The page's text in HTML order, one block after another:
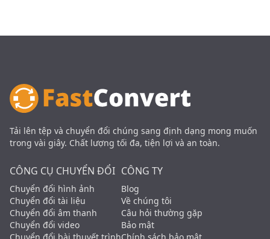
Tải lên tệp và chuyển đổi chúng sang định dạng mong muốn
trong vài giây. Chất lượng tối đa, tiện lợi và an toàn.
CÔNG CỤ CHUYỂN ĐỔI
Chuyển đổi hình ảnh
Chuyển đổi tài liệu
Chuyển đổi âm thanh
Chuyển đổi video
CÔNG TY
Blog
Về chúng tôi
Câu hỏi thường gặp
Bảo mật